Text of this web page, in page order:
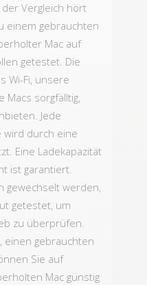
Vergleich hört
einem gebrauchten
Mac auf
getestet. Die
Wi-Fi, unsere
Macs sorgfälltig,
Jede
durch eine
Eine Ladekapazität
ist garantiert.
gewechselt werden,
getestet, um
zu überprüfen.
einen gebrauchten
Sie auf
Mac günstig